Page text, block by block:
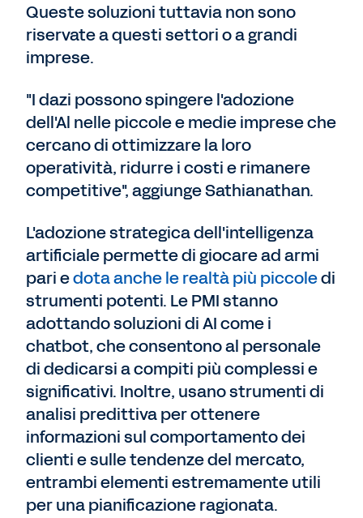
Queste soluzioni tuttavia non sono
riservate a questi settori o a grandi
imprese.
"I dazi possono spingere l'adozione
dell'Al nelle piccole e medie imprese che
cercano di ottimizzare la loro
operatività, ridurre i costi e rimanere
competitive", aggiunge Sathianathan.
L'adozione strategica dell'intelligenza
artificiale permette di giocare ad armi
pari edota anche le realtà più piccoledi
strumenti potenti. Le PMI stanno
adottando soluzioni di AI come i
chatbot, che consentono al personale
di dedicarsi a compiti più complessi e
significativi. Inoltre, usano strumenti di
analisi predittiva per ottenere
informazioni sul comportamento dei
clienti e sulle tendenze del mercato,
entrambi elementi estremamente utili
per una pianificazione ragionata.